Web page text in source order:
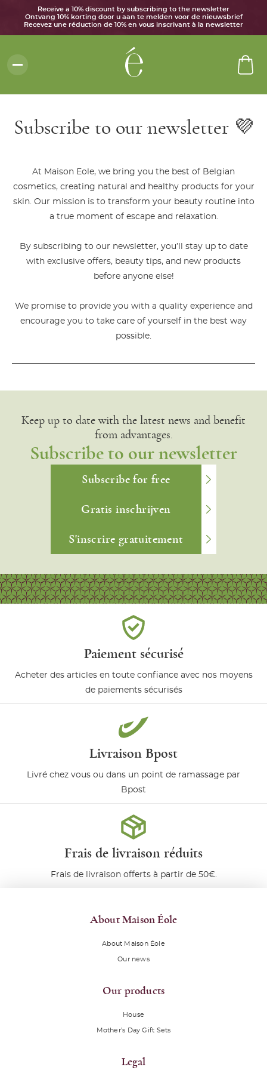
Receive a 10% discount by subscribing to the newsletter
Ontvang 10% korting door u aan te melden voor de nieuwsbrief
Recevez une réduction de 10% en vous inscrivant à la newsletter
Subscribe to our newsletter 💜
At Maison Eole, we bring you the best of Belgian
cosmetics, creating natural and healthy products for your
skin. Our mission is to transform your beauty routine into
a true moment of escape and relaxation.
By subscribing to our newsletter, you’ll stay up to date
with exclusive offers, beauty tips, and new products
before anyone else!
We promise to provide you with a quality experience and
encourage you to take care of yourself in the best way
possible.
Keep up to date with the latest news and benefit
from advantages.
Subscribe to our newsletter
Subscribe for free
Gratis inschrijven
S'inscrire gratuitement
Paiement sécurisé
Acheter des articles en toute confiance avec nos moyens
de paiements sécurisés
Livraison Bpost
Livré chez vous ou dans un point de ramassage par
Bpost
Frais de livraison réduits
Frais de livraison offerts à partir de 50€.
About Maison Éole
About Maison Éole
Our news
Our products
House
Mother’s Day Gift Sets
Legal